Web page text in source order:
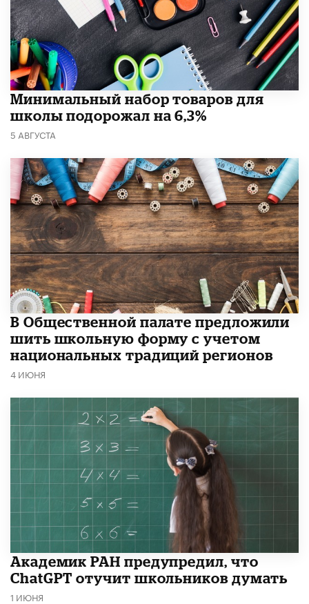
Минимальный набор товаров для
школы подорожал на 6,3%
5 АВГУСТА
В Общественной палате предложили
шить школьную форму с учетом
национальных традиций регионов
4 ИЮНЯ
Академик РАН предупредил, что
ChatGPT отучит школьников думать
1 ИЮНЯ